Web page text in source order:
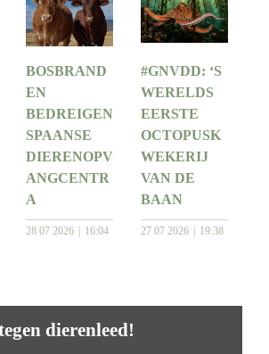
BOSBRAND
EN
BEDREIGEN
SPAANSE
DIERENOPV
ANGCENTR
A
28 07 2026 16:04
#GNVDD: ‘S
WERELDS
EERSTE
OCTOPUSK
WEKERIJ
VAN DE
BAAN
27 07 2026 19:38
dierenleed!